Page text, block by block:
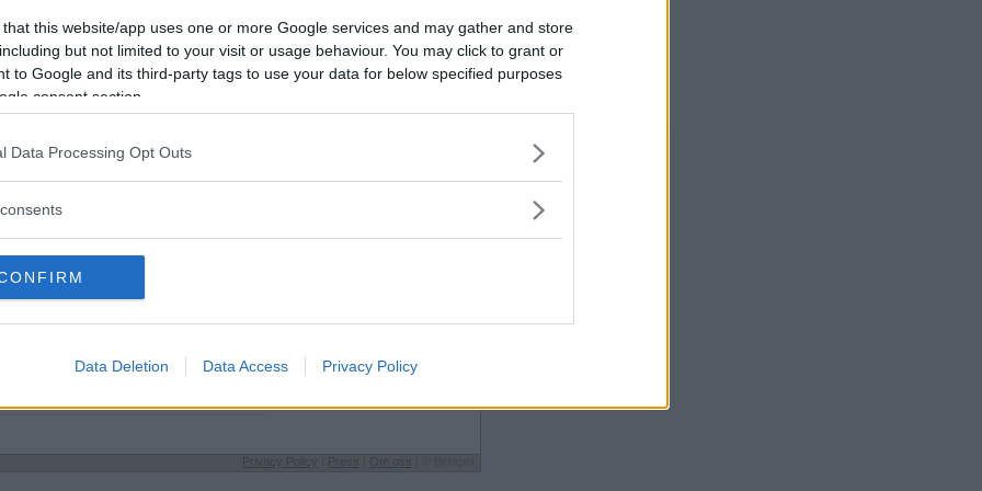
that this website/app uses one or more Google services and may gather and store
but not limited to your visit or usage behaviour. You may click to grant or
to Google and its third-party tags to use your data for below specified purposes
consent section.
Data Processing Opt Outs
Data Deletion Data Access Privacy Policy
Avbrutna
34
Oavgjorda
7
Jag äter
Kryddstarkt!
Strategisk
Alla är lika fina
Vill du bli
medlem?